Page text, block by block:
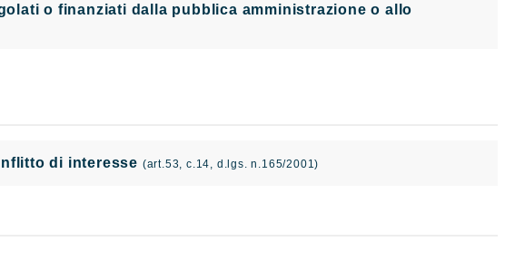
o finanziati dalla pubblica amministrazione o allo
di interesse (art.53, c.14, d.lgs. n.165/2001)